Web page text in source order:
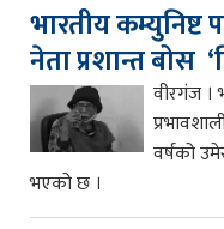
भारतीय कम्युनिष्ट
नेता प्रशान्त बोस
वीरगंज ।
वर्षको
भएको छ ।